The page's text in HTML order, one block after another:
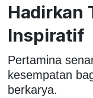
Hadirkan
Inspiratif
Pertamina
kesempatan
berkarya.